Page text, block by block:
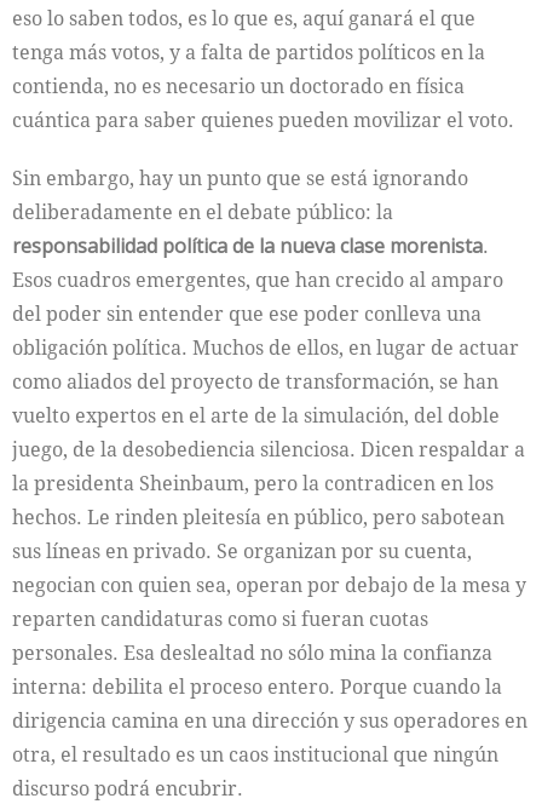
eso lo saben todos, es lo que es, aquí ganará el que
tenga más votos, y a falta de partidos políticos en la
contienda, no es necesario un doctorado en física
cuántica para saber quienes pueden movilizar el voto.
Sin embargo, hay un punto que se está ignorando
deliberadamente en el debate público: la
responsabilidad política de la nueva clase morenista.
Esos cuadros emergentes, que han crecido al amparo
del poder sin entender que ese poder conlleva una
obligación política. Muchos de ellos, en lugar de actuar
como aliados del proyecto de transformación, se han
vuelto expertos en el arte de la simulación, del doble
juego, de la desobediencia silenciosa. Dicen respaldar a
la presidenta Sheinbaum, pero la contradicen en los
hechos. Le rinden pleitesía en público, pero sabotean
sus líneas en privado. Se organizan por su cuenta,
negocian con quien sea, operan por debajo de la mesa y
reparten candidaturas como si fueran cuotas
personales. Esa deslealtad no sólo mina la confianza
interna: debilita el proceso entero. Porque cuando la
dirigencia camina en una dirección y sus operadores en
otra, el resultado es un caos institucional que ningún
discurso podrá encubrir.